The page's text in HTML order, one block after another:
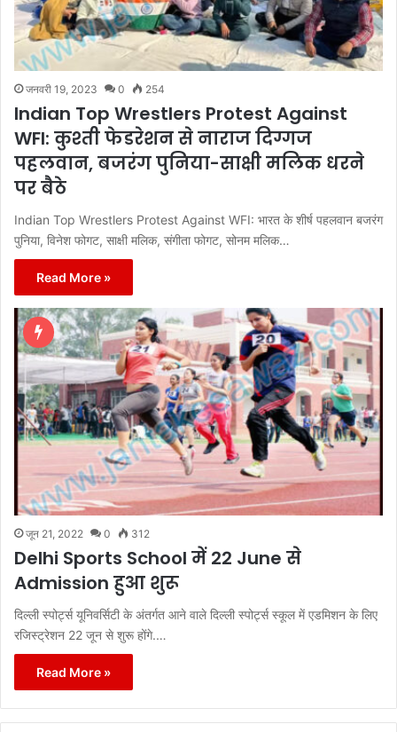
जनवरी 19, 2023 0 254
Indian Top Wrestlers Protest Against
WFI: कुश्ती फेडरेशन से नाराज दिग्गज
पहलवान, बजरंग पुनिया-साक्षी मलिक धरने
पर बैठे
Indian Top Wrestlers Protest Against WFI: भारत के शीर्ष पहलवान बजरंग
पुनिया, विनेश फोगट, साक्षी मलिक, संगीता फोगट, सोनम मलिक…
Read More »
जून 21, 2022 0 312
Delhi Sports School में 22 June से
Admission हुआ शुरू
दिल्ली स्पोर्ट्स यूनिवर्सिटी के अंतर्गत आने वाले दिल्ली स्पोर्ट्स स्कूल में एडमिशन के लिए
रजिस्ट्रेशन 22 जून से शुरू होंगे.…
Read More »